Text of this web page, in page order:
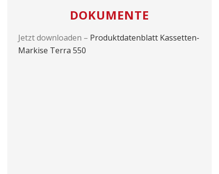
DOKUMENTE
Jetzt downloaden – Produktdatenblatt Kassetten-
Markise Terra 550